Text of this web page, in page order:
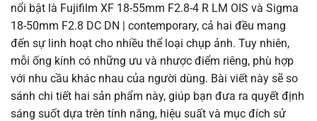
nổi bật là Fujifilm XF 18-55mm F2.8-4 R LM OIS và Sigma
18-50mm F2.8 DC DN | contemporary, cả hai đều mang
đến sự linh hoạt cho nhiều thể loại chụp ảnh. Tuy nhiên,
mỗi ống kính có những ưu và nhược điểm riêng, phù hợp
với nhu cầu khác nhau của người dùng. Bài viết này sẽ so
sánh chi tiết hai sản phẩm này, giúp bạn đưa ra quyết định
sáng suốt dựa trên tính năng, hiệu suất và mục đích sử